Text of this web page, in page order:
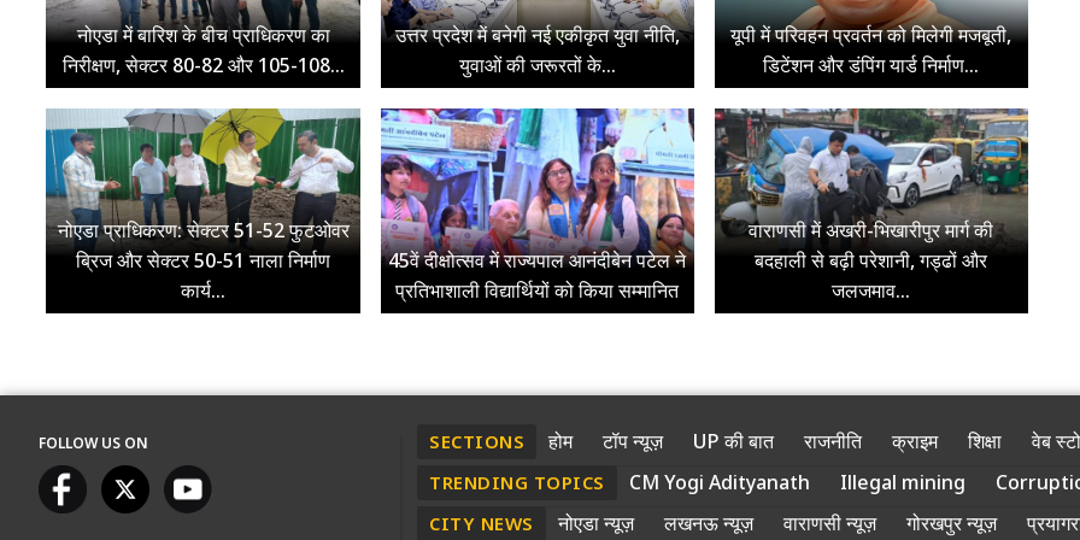
नोएडा में बारिश के बीच प्राधिकरण का
निरीक्षण, सेक्टर 80-82 और 105-108...
उत्तर प्रदेश में बनेगी नई एकीकृत युवा नीति,
युवाओं की जरूरतों के...
यूपी में परिवहन प्रवर्तन को मिलेगी मजबूती,
डिटेंशन और डंपिंग यार्ड निर्माण...
नोएडा प्राधिकरण: सेक्टर 51-52 फुटओवर
ब्रिज और सेक्टर 50-51 नाला निर्माण
कार्य...
45वें दीक्षोत्सव में राज्यपाल आनंदीबेन पटेल ने
प्रतिभाशाली विद्यार्थियों को किया सम्मानित
वाराणसी में अखरी-भिखारीपुर मार्ग की
बदहाली से बढ़ी परेशानी, गड्ढों और
जलजमाव...
FOLLOW US ON SECTIONS होम टॉप न्यूज़ UP की बात राजनीति क्राइम शिक्षा वेब
TRENDING TOPICS CM Yogi Adityanath Illegal mining
CITY NEWS नोएडा न्यूज़ लखनऊ न्यूज़ वाराणसी न्यूज़ गोरखपुर न्यूज़